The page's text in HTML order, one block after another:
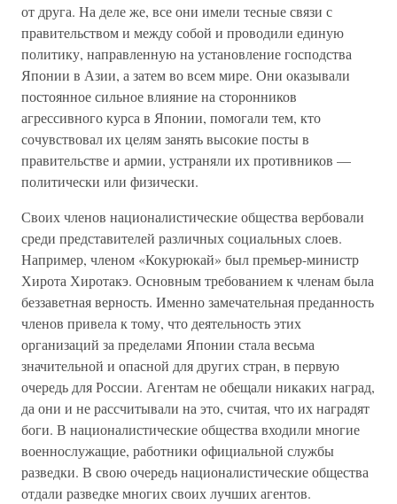
от друга. На деле же, все они имели тесные связи с
правительством и между собой и проводили единую
политику, направленную на установление господства
Японии в Азии, а затем во всем мире. Они оказывали
постоянное сильное влияние на сторонников
агрессивного курса в Японии, помогали тем, кто
сочувствовал их целям занять высокие посты в
правительстве и армии, устраняли их противников —
политически или физически.
Своих членов националистические общества вербовали
среди представителей различных социальных слоев.
Например, членом «Кокурюкай» был премьер-министр
Хирота Хиротакэ. Основным требованием к членам была
беззаветная верность. Именно замечательная преданность
членов привела к тому, что деятельность этих
организаций за пределами Японии стала весьма
значительной и опасной для других стран, в первую
очередь для России. Агентам не обещали никаких наград,
да они и не рассчитывали на это, считая, что их наградят
боги. В националистические общества входили многие
военнослужащие, работники официальной службы
разведки. В свою очередь националистические общества
отдали разведке многих своих лучших агентов.